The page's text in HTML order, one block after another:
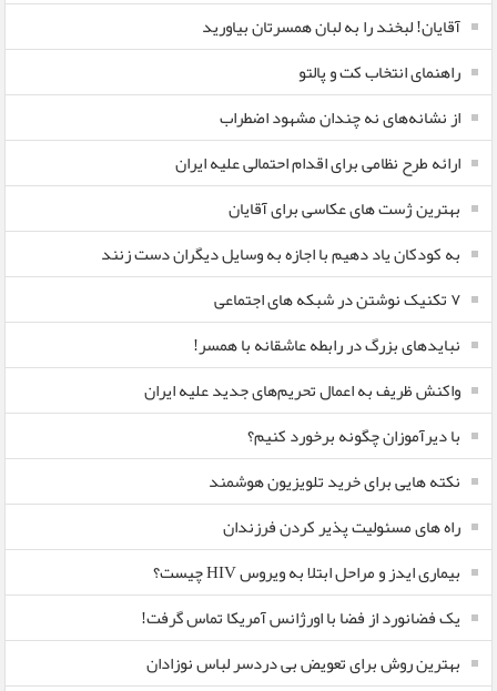
آقایان! لبخند را به لبان همسرتان بیاورید
راهنمای انتخاب کت و پالتو
از نشانه‌های نه چندان مشهود اضطراب
ارائه طرح نظامی برای اقدام احتمالی علیه ایران
بهترین ژست های عکاسی برای آقایان
به کودکان یاد دهیم با اجازه به وسایل دیگران دست زنند
۷ تکنیک نوشتن در شبکه های اجتماعی
نبایدهای بزرگ در رابطه عاشقانه با همسر!
واکنش ظریف به اعمال تحریم‌های جدید علیه ایران
با دیرآموزان چگونه برخورد کنیم؟
نکته هایی برای خرید تلویزیون هوشمند
راه های مسئولیت پذیر کردن فرزندان
بیماری ایدز و مراحل ابتلا به ویروس HIV چیست؟
یک فضانورد از فضا با اورژانس آمریکا تماس گرفت!
بهترین روش برای تعویض بی دردسر لباس نوزادان